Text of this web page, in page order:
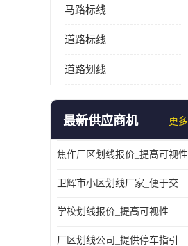
马路标线
道路标线
道路划线
最新供应商机 更多
焦作厂区划线报价_提高可视性
卫辉市小区划线厂家_便于交通管理
学校划线报价_提高可视性
厂区划线公司_提供停车指引